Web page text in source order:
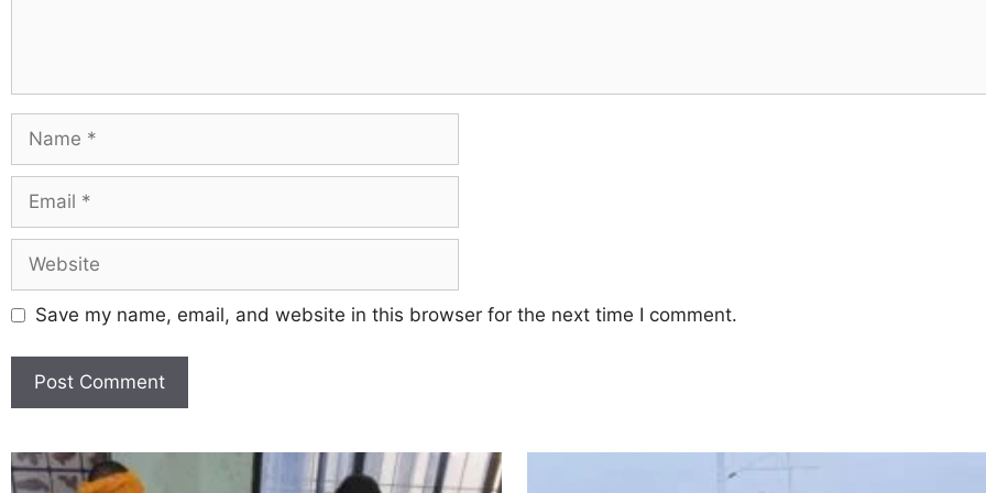
Save my name, email, and website in this browser for the next time I comment.